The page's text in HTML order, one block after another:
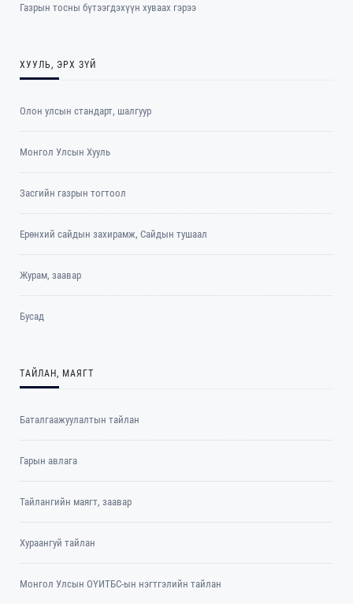
Газрын тосны бүтээгдэхүүн хуваах гэрээ
ХУУЛЬ, ЭРХ ЗҮЙ
Олон улсын стандарт, шалгуур
Монгол Улсын Хууль
Засгийн газрын тогтоол
Ерөнхий сайдын захирамж, Сайдын тушаал
Журам, заавар
Бусад
ТАЙЛАН, МАЯГТ
Баталгаажуулалтын тайлан
Гарын авлага
Тайлангийн маягт, заавар
Хураангуй тайлан
Монгол Улсын ОҮИТБС-ын нэгтгэлийн тайлан